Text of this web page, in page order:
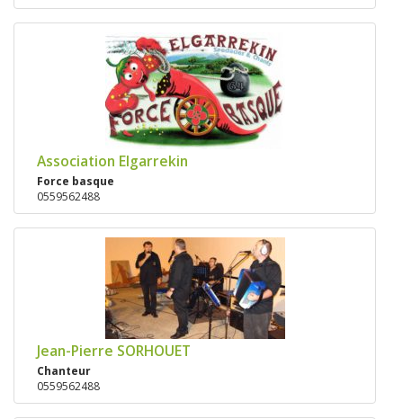
Association Elgarrekin
Force basque
0559562488
Jean-Pierre SORHOUET
Chanteur
0559562488